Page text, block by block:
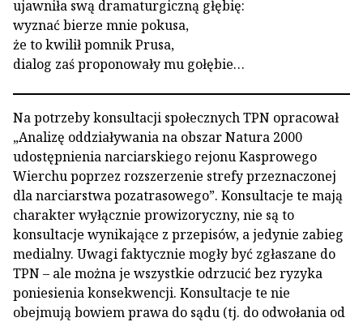
ujawniła swą dramaturgiczną głębię:
wyznać bierze mnie pokusa,
że to kwilił pomnik Prusa,
dialog zaś proponowały mu gołębie…
Na potrzeby konsultacji społecznych TPN opracował
„Analizę oddziaływania na obszar Natura 2000
udostępnienia narciarskiego rejonu Kasprowego
Wierchu poprzez rozszerzenie strefy przeznaczonej
dla narciarstwa pozatrasowego”. Konsultacje te mają
charakter wyłącznie prowizoryczny, nie są to
konsultacje wynikające z przepisów, a jedynie zabieg
medialny. Uwagi faktycznie mogły być zgłaszane do
TPN – ale można je wszystkie odrzucić bez ryzyka
poniesienia konsekwencji. Konsultacje te nie
obejmują bowiem prawa do sądu (tj. do odwołania od